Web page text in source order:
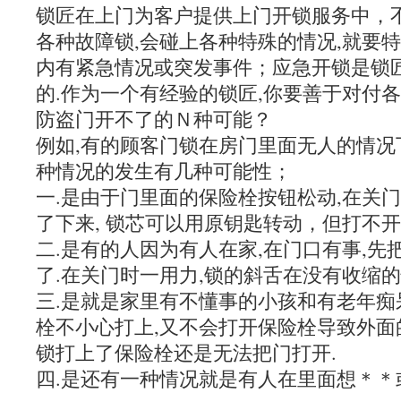
锁匠在上门为客户提供上门开锁服务中，
各种故障锁,会碰上各种特殊的情况,就要
内有紧急情况或突发事件；应急开锁是锁
的.作为一个有经验的锁匠,你要善于对付
防盗门开不了的Ｎ种可能？
例如,有的顾客门锁在房门里面无人的情
种情况的发生有几种可能性；
一.是由于门里面的保险栓按钮松动,在关
了下来, 锁芯可以用原钥匙转动，但打不
二.是有的人因为有人在家,在门口有事,先
了.在关门时一用力,锁的斜舌在没有收缩
三.是就是家里有不懂事的小孩和有老年
栓不小心打上,又不会打开保险栓导致外
锁打上了保险栓还是无法把门打开.
四.是还有一种情况就是有人在里面想＊